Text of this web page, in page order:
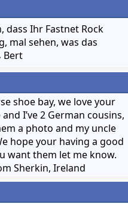
dass Ihr Fastnet Rock
mal sehen, was das
Bert
shoe bay, we love your
I’ve 2 German cousins,
a photo and my uncle
hope your having a good
want them let me know.
Sherkin, Ireland